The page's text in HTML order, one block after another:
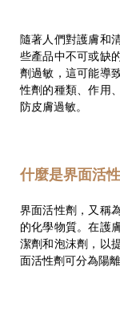
隨著人們對護膚和
些產品中不可或缺
劑過敏，這可能導
性劑的種類、作用
防皮膚過敏。
什麼是界面活
界面活性劑，又稱
的化學物質。在護
潔劑和泡沫劑，以
面活性劑可分為陽